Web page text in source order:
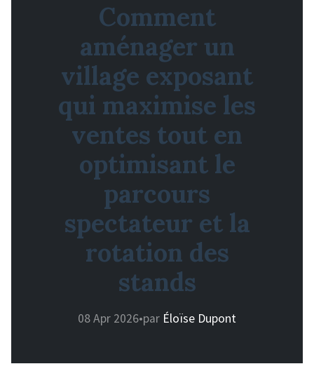
Comment
aménager un
village exposant
qui maximise les
ventes tout en
optimisant le
parcours
spectateur et la
rotation des
stands
08 Apr 2026•par Éloïse Dupont